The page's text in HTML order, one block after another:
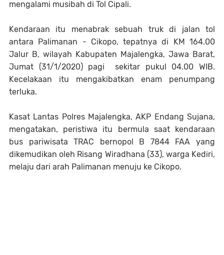
mengalami musibah di Tol Cipali.
Kendaraan itu menabrak sebuah truk di jalan tol
antara Palimanan - Cikopo, tepatnya di KM 164.00
Jalur B, wilayah Kabupaten Majalengka, Jawa Barat,
Jumat (31/1/2020) pagi sekitar pukul 04.00 WIB.
Kecelakaan itu mengakibatkan enam penumpang
terluka.
Kasat Lantas Polres Majalengka, AKP Endang Sujana,
mengatakan, peristiwa itu bermula saat kendaraan
bus pariwisata TRAC bernopol B 7844 FAA yang
dikemudikan oleh Risang Wiradhana (33), warga Kediri,
melaju dari arah Palimanan menuju ke Cikopo.